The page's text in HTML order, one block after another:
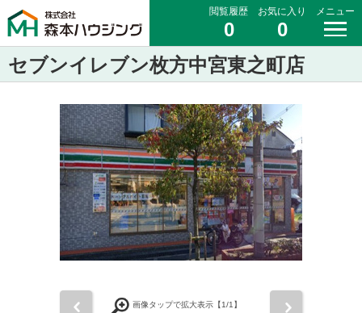
閲覧履歴
0
お気に入り
0
メニュー
セブンイレブン枚方中宮東之町店
画像タップで拡大表示【1/1】